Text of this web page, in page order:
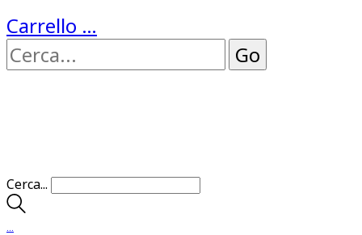
Carrello …
Cerca...
…